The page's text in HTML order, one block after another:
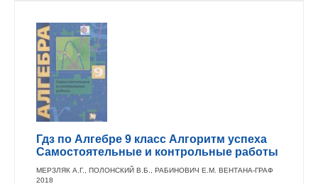
Гдз по Алгебре 9 класс Алгоритм успеха
Самостоятельные и контрольные работы
МЕРЗЛЯК А.Г., ПОЛОНСКИЙ В.Б., РАБИНОВИЧ Е.М. ВЕНТАНА-ГРАФ
2018